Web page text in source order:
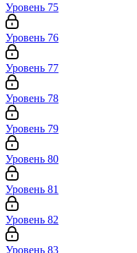
Уровень 75
Уровень 76
Уровень 77
Уровень 78
Уровень 79
Уровень 80
Уровень 81
Уровень 82
Уровень 83